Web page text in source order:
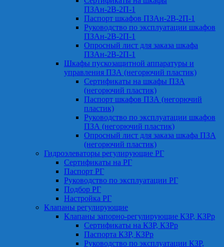
ПЗАн-2В-2П-1
Паспорт шкафов ПЗАн-2В-2П-1
Руководство по эксплуатации шкафов
ПЗАн-2В-2П-1
Опросный лист для заказа шкафа
ПЗАн-2В-2П-1
Шкафы пускозащитной аппаратуры и
управления ПЗА (негорючий пластик)
Сертификаты на шкафы ПЗА
(негорючий пластик)
Паспорт шкафов ПЗА (негорючий
пластик)
Руководство по эксплуатации шкафов
ПЗА (негорючий пластик)
Опросный лист для заказа шкафа ПЗА
(негорючий пластик)
Гидроэлеваторы регулирующие РГ
Сертификаты на РГ
Паспорт РГ
Руководство по эксплуатации РГ
Подбор РГ
Настройка РГ
Клапаны регулирующие
Клапаны запорно-регулирующие КЗР, КЗРр
Сертификаты на КЗР, КЗРр
Паспорта КЗР, КЗРр
Руководство по эксплуатации КЗР,